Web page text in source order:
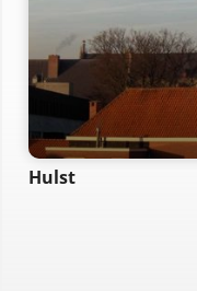
Hulst